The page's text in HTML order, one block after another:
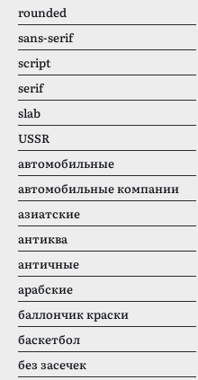
rounded
sans-serif
script
serif
slab
USSR
автомобильные
автомобильные компании
азиатские
антиква
античные
арабские
баллончик краски
баскетбол
без засечек